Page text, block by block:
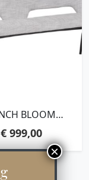
BLOOM
LIGHT GREY
€ 999,00